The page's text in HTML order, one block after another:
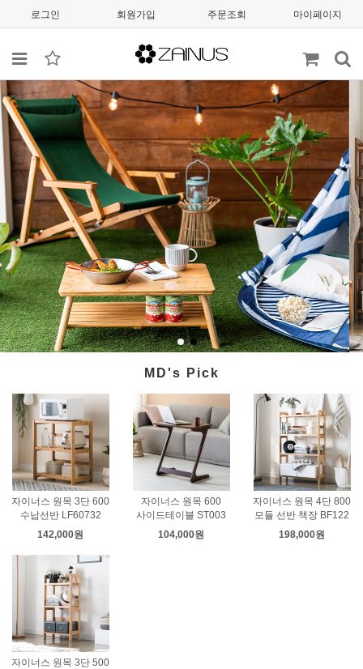
로그인 회원가입 주문조회 마이페이지
MD's Pick
자이너스 원목 3단 600
수납선반 LF60732
142,000원
자이너스 원목 600
사이드테이블 ST003
104,000원
자이너스 원목 4단 800
모듈 선반 책장 BF122
198,000원
자이너스 원목 3단 500